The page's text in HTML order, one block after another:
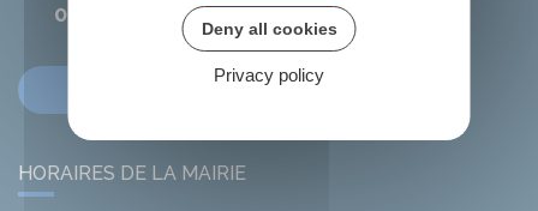
04 68 78 01 41
Contactez-nous
HORAIRES DE LA MAIRIE
Deny all cookies
Privacy policy